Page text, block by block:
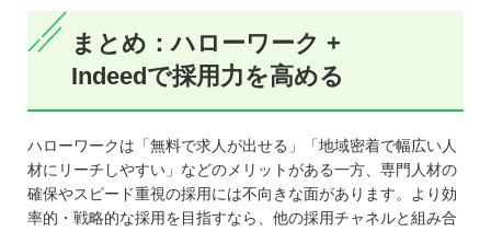
まとめ：ハローワーク +
Indeedで採用力を高める
ハローワークは「無料で求人が出せる」「地域密着で幅広い人
材にリーチしやすい」などのメリットがある一方、専門人材の
確保やスピード重視の採用には不向きな面があります。より効
率的・戦略的な採用を目指すなら、他の採用チャネルと組み合